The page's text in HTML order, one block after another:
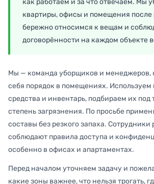
как работаем и за что отвечаем. Мы
квартиры, офисы и помещения после
бережно относимся к вещам и
договорённости на каждом объекте
Мы — команда уборщиков и менеджеров,
себя порядок в помещениях.
средства и инвентарь, подбираем их под
степень загрязнения. По просьбе
составы без резкого запаха.
соблюдают правила доступа и
особенно в офисах и апартаментах.
Перед началом уточняем задачу и
какие зоны важнее, что нельзя трогать,